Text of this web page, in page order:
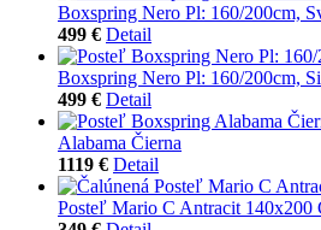
Boxspring Nero Pl: 160/200cm,
499 € Detail
Boxspring Nero Pl: 160/200cm,
499 € Detail
Alabama Čierna
1119 € Detail
Posteľ Mario C Antracit 140x200